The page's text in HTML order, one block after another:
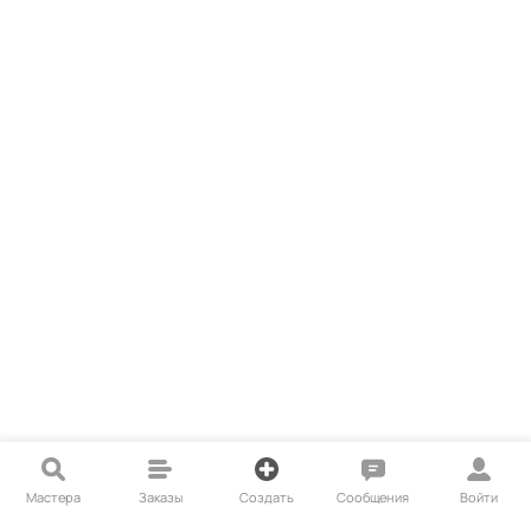
Мастера Заказы Создать Сообщения Войти